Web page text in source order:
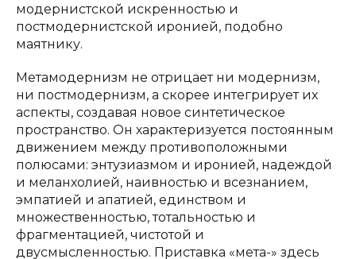
модернистской искренностью и
постмодернистской иронией, подобно
маятнику.
Метамодернизм не отрицает ни модернизм,
ни постмодернизм, а скорее интегрирует их
аспекты, создавая новое синтетическое
пространство. Он характеризуется постоянным
движением между противоположными
полюсами: энтузиазмом и иронией, надеждой
и меланхолией, наивностью и всезнанием,
эмпатией и апатией, единством и
множественностью, тотальностью и
фрагментацией, чистотой и
двусмысленностью. Приставка «мета-» здесь